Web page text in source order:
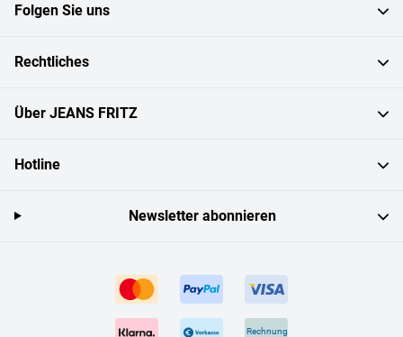
Folgen Sie uns
Rechtliches
Über JEANS FRITZ
Hotline
Rechnung
Newsletter abonnieren